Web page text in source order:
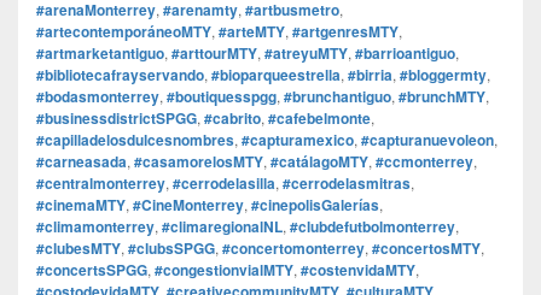
#arenaMonterrey, #arenamty, #artbusmetro,
#artecontemporáneoMTY, #arteMTY, #artgenresMTY,
#artmarketantiguo, #arttourMTY, #atreyuMTY, #barrioantiguo,
#bibliotecafrayservando, #bioparqueestrella, #birria, #bloggermty,
#bodasmonterrey, #boutiquesspgg, #brunchantiguo, #brunchMTY,
#businessdistrictSPGG, #cabrito, #cafebelmonte,
#capilladelosdulcesnombres, #capturamexico, #capturanuevoleon,
#carneasada, #casamorelosMTY, #catálagoMTY, #ccmonterrey,
#centralmonterrey, #cerrodelasilla, #cerrodelasmitras,
#cinemaMTY, #CineMonterrey, #cinepolisGalerías,
#climamonterrey, #climaregionalNL, #clubdefutbolmonterrey,
#clubesMTY, #clubsSPGG, #concertomonterrey, #concertosMTY,
#concertsSPGG, #congestionvialMTY, #costenvidaMTY,
, , ,